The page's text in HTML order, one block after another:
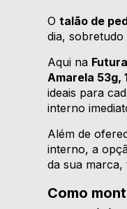
Otalão de
dia,
Aqui na
Amarela 53g,
ideais para
interno
Além de
interno, a
da sua marca,
Como